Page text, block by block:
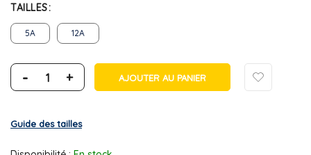
TAILLES
5A 12A
- + AJOUTER AU PANIER
Guide des tailles